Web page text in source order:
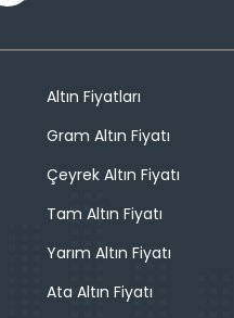
Altın Fiyatları
Gram Altın Fiyatı
Çeyrek Altın Fiyatı
Tam Altın Fiyatı
Yarım Altın Fiyatı
Ata Altın Fiyatı